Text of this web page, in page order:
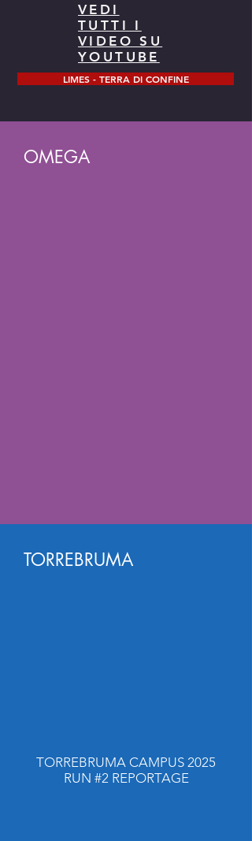
VEDI
TUTTI I
VIDEO SU
YOUTUBE
LIMES - TERRA DI CONFINE
OMEGA
TORREBRUMA
TORREBRUMA CAMPUS 2025
RUN #2 REPORTAGE